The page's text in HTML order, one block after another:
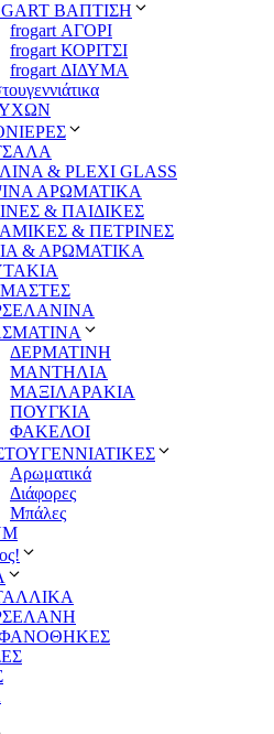
ΒΑΠΤΙΣΗ
frogart ΑΓΟΡΙ
frogart ΚΟΡΙΤΣΙ
frogart ΔΙΔΥΜΑ
& PLEXI GLASS
ΑΡΩΜΑΤΙΚΑ
& ΠΑΙΔΙΚΕΣ
& ΠΕΤΡΙΝΕΣ
& ΑΡΩΜΑΤΙΚΑ
ΔΕΡΜΑΤΙΝΗ
ΜΑΝΤΗΛΙΑ
ΜΑΞΙΛΑΡΑΚΙΑ
ΠΟΥΓΚΙΑ
ΦΑΚΕΛΟΙ
Αρωματικά
Διάφορες
Μπάλες